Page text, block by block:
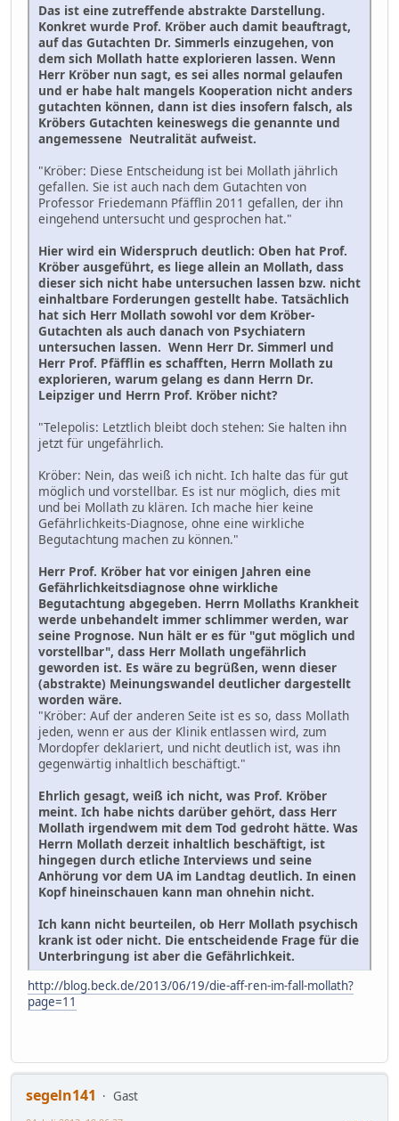
Das ist eine zutreffende abstrakte Darstellung.
Konkret wurde Prof. Kröber auch damit beauftragt,
auf das Gutachten Dr. Simmerls einzugehen, von
dem sich Mollath hatte explorieren lassen. Wenn
Herr Kröber nun sagt, es sei alles normal gelaufen
und er habe halt mangels Kooperation nicht anders
gutachten können, dann ist dies insofern falsch, als
Kröbers Gutachten keineswegs die genannte und
angemessene Neutralität aufweist.
"Kröber: Diese Entscheidung ist bei Mollath jährlich
gefallen. Sie ist auch nach dem Gutachten von
Professor Friedemann Pfäfflin 2011 gefallen, der ihn
eingehend untersucht und gesprochen hat."
Hier wird ein Widerspruch deutlich: Oben hat Prof.
Kröber ausgeführt, es liege allein an Mollath, dass
dieser sich nicht habe untersuchen lassen bzw. nicht
einhaltbare Forderungen gestellt habe. Tatsächlich
hat sich Herr Mollath sowohl vor dem Kröber-
Gutachten als auch danach von Psychiatern
untersuchen lassen. Wenn Herr Dr. Simmerl und
Herr Prof. Pfäfflin es schafften, Herrn Mollath zu
explorieren, warum gelang es dann Herrn Dr.
Leipziger und Herrn Prof. Kröber nicht?
"Telepolis: Letztlich bleibt doch stehen: Sie halten ihn
jetzt für ungefährlich.
Kröber: Nein, das weiß ich nicht. Ich halte das für gut
möglich und vorstellbar. Es ist nur möglich, dies mit
und bei Mollath zu klären. Ich mache hier keine
Gefährlichkeits-Diagnose, ohne eine wirkliche
Begutachtung machen zu können."
Herr Prof. Kröber hat vor einigen Jahren eine
Gefährlichkeitsdiagnose ohne wirkliche
Begutachtung abgegeben. Herrn Mollaths Krankheit
werde unbehandelt immer schlimmer werden, war
seine Prognose. Nun hält er es für "gut möglich und
vorstellbar", dass Herr Mollath ungefährlich
geworden ist. Es wäre zu begrüßen, wenn dieser
(abstrakte) Meinungswandel deutlicher dargestellt
worden wäre.
"Kröber: Auf der anderen Seite ist es so, dass Mollath
jeden, wenn er aus der Klinik entlassen wird, zum
Mordopfer deklariert, und nicht deutlich ist, was ihn
gegenwärtig inhaltlich beschäftigt."
Ehrlich gesagt, weiß ich nicht, was Prof. Kröber
meint. Ich habe nichts darüber gehört, dass Herr
Mollath irgendwem mit dem Tod gedroht hätte. Was
Herrn Mollath derzeit inhaltlich beschäftigt, ist
hingegen durch etliche Interviews und seine
Anhörung vor dem UA im Landtag deutlich. In einen
Kopf hineinschauen kann man ohnehin nicht.
Ich kann nicht beurteilen, ob Herr Mollath psychisch
krank ist oder nicht. Die entscheidende Frage für die
Unterbringung ist aber die Gefährlichkeit.
http://blog.beck.de/2013/06/19/die-aff-ren-im-fall-mollath?
page=11
segeln141
Gast